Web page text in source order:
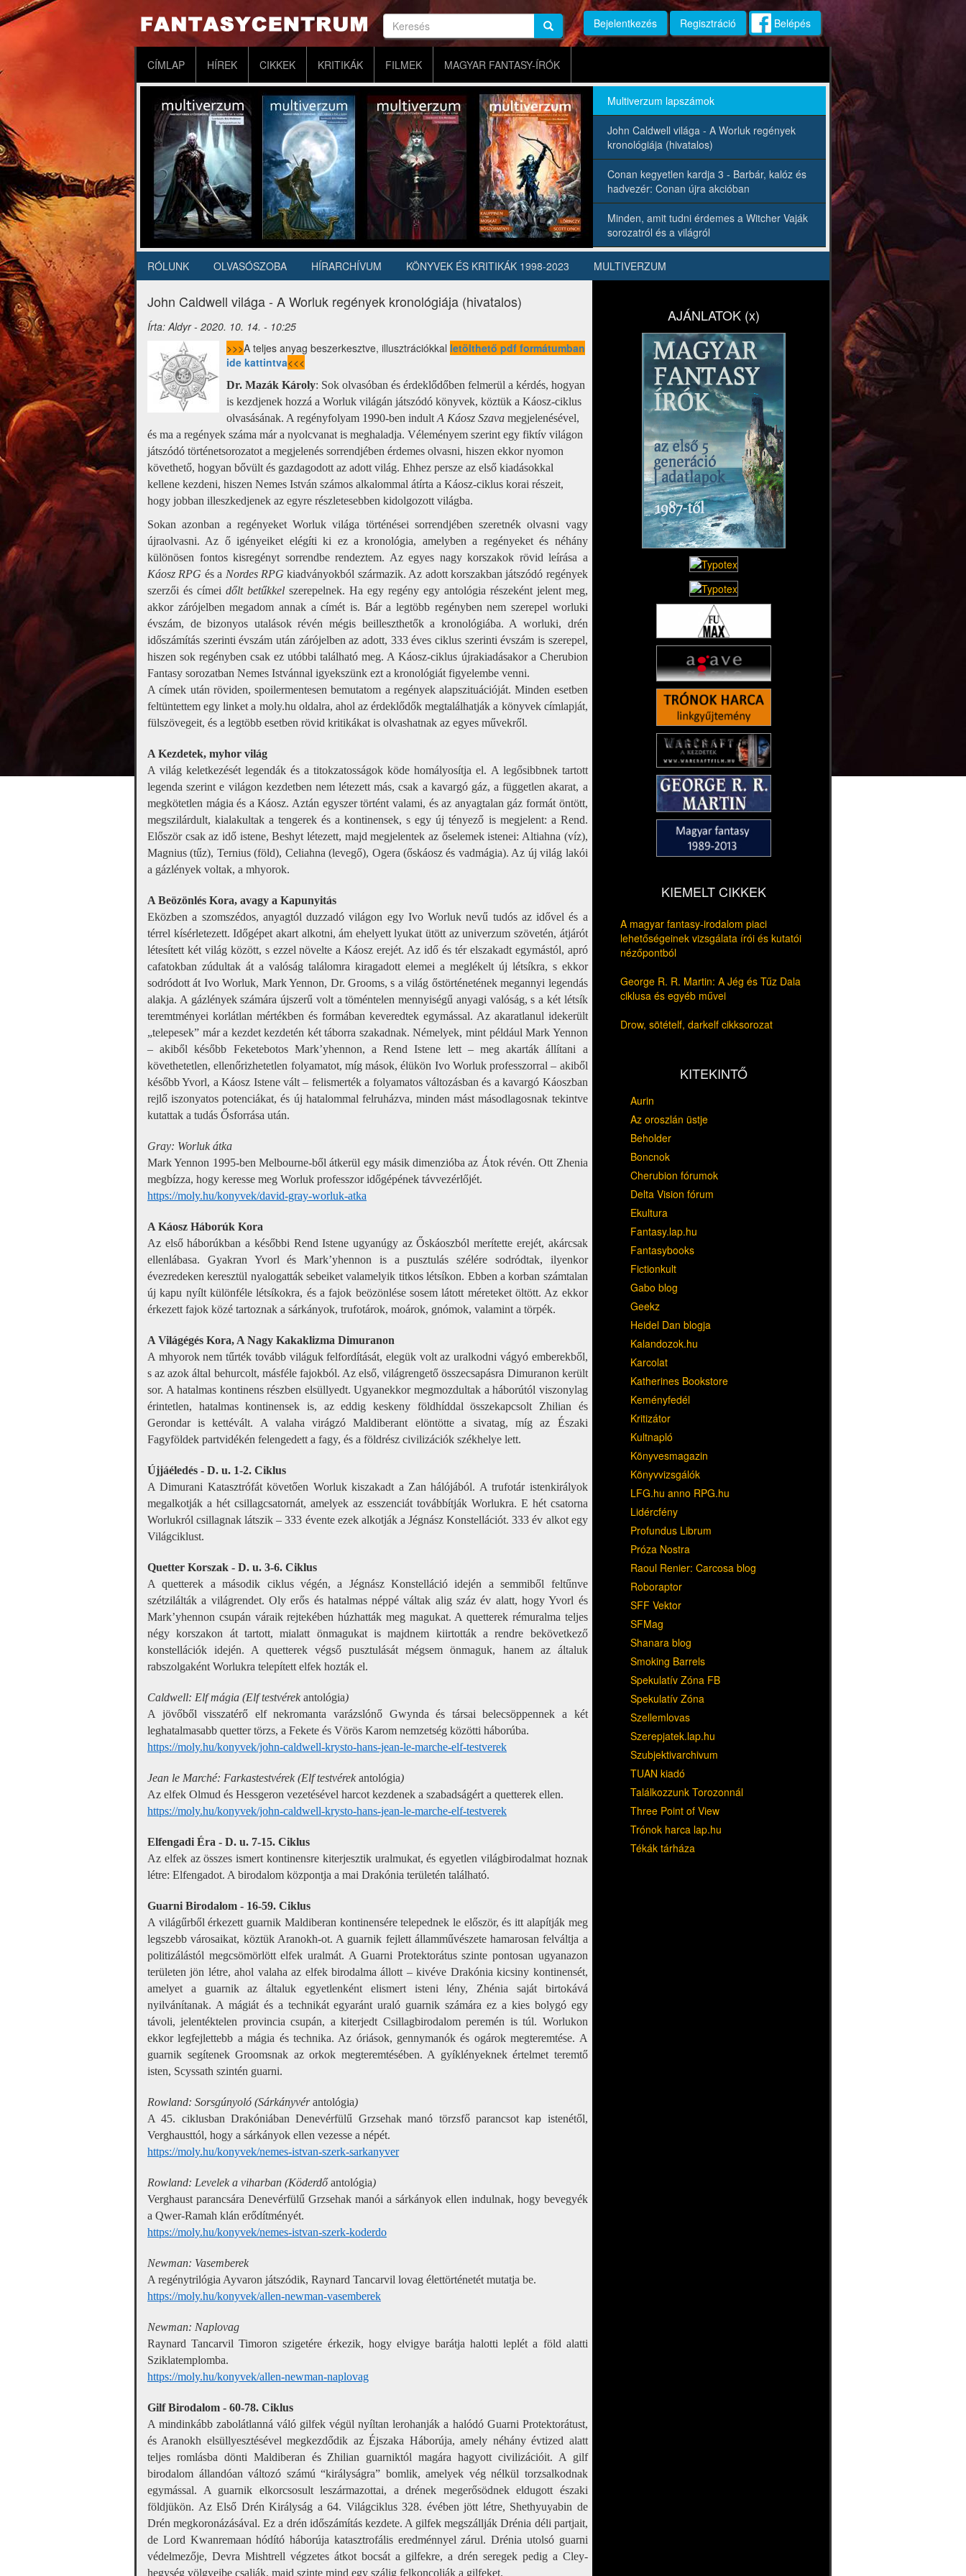
Ugrás
tartalomra
Keresés
Keresés Keresés Bejelentkezés Regisztráció Belépés
Fő
navigáció
CÍMLAP HÍREK CIKKEK KRITIKÁK FILMEK MAGYAR FANTASY-ÍRÓK
Multiverzum lapszámok
John Caldwell világa - A Worluk regények
kronológiája (hivatalos)
Conan kegyetlen kardja 3 - Barbár, kalóz és
hadvezér: Conan újra akcióban
Minden, amit tudni érdemes a Witcher Vaják
sorozatról és a világról
Másodlagos
navigáció
RÓLUNK OLVASÓSZOBA HÍRARCHÍVUM KÖNYVEK ÉS KRITIKÁK 1998-2023 MULTIVERZUM
John Caldwell világa - A Worluk regények kronológiája (hivatalos)
Írta:Aldyr- 2020. 10. 14. - 10:25
>>>A teljes anyag beszerkesztve, illusztrációkkal letölthető pdf formátumban
ide kattintva<<<
Dr. Mazák Károly: Sok olvasóban és érdeklődőben felmerül a kérdés, hogyan
is kezdjenek hozzá a Worluk világán játszódó könyvek, köztük a Káosz-ciklus
olvasásának. A regényfolyam 1990-ben indult A Káosz Szava megjelenésével,
és ma a regények száma már a nyolcvanat is meghaladja. Véleményem szerint egy fiktív világon
játszódó történetsorozatot a megjelenés sorrendjében érdemes olvasni, hiszen ekkor nyomon
követhető, hogyan bővült és gazdagodott az adott világ. Ehhez persze az első kiadásokkal
kellene kezdeni, hiszen Nemes István számos alkalommal átírta a Káosz-ciklus korai részeit,
hogy jobban illeszkedjenek az egyre részletesebben kidolgozott világba.
Sokan azonban a regényeket Worluk világa történései sorrendjében szeretnék olvasni vagy
újraolvasni. Az ő igényeiket elégíti ki ez a kronológia, amelyben a regényeket és néhány
különösen fontos kisregényt sorrendbe rendeztem. Az egyes nagy korszakok rövid leírása a
Káosz RPG és a Nordes RPG kiadványokból származik. Az adott korszakban játszódó regények
szerzői és címei dőlt betűkkelszerepelnek. Ha egy regény egy antológia részeként jelent meg,
akkor zárójelben megadom annak a címét is. Bár a legtöbb regényben nem szerepel worluki
évszám, de bizonyos utalások révén mégis beilleszthetők a kronológiába. A worluki, drén
időszámítás szerinti évszám után zárójelben az adott, 333 éves ciklus szerinti évszám is szerepel,
hiszen sok regényben csak ez utóbbi található meg. A Káosz-ciklus újrakiadásakor a Cherubion
Fantasy sorozatban Nemes Istvánnal igyekszünk ezt a kronológiát figyelembe venni.
A címek után röviden, spoilermentesen bemutatom a regények alapszituációját. Minden esetben
feltüntettem egy linket a moly.hu oldalra, ahol az érdeklődők megtalálhatják a könyvek címlapját,
fülszövegeit, és a legtöbb esetben rövid kritikákat is olvashatnak az egyes művekről.
A Kezdetek, myhor világ
A világ keletkezését legendák és a titokzatosságok köde homályosítja el. A legősibbnek tartott
legenda szerint e világon kezdetben nem létezett más, csak a kavargó gáz, a független akarat, a
megkötetlen mágia és a Káosz. Aztán egyszer történt valami, és az anyagtalan gáz formát öntött,
megszilárdult, kialakultak a tengerek és a kontinensek, s egy új tényező is megjelent: a Rend.
Először csak az idő istene, Beshyt létezett, majd megjelentek az őselemek istenei: Altiahna (víz),
Magnius (tűz), Ternius (föld), Celiahna (levegő), Ogera (őskáosz és vadmágia). Az új világ lakói
a gázlények voltak, a mhyorok.
A Beözönlés Kora, avagy a Kapunyitás
Eközben a szomszédos, anyagtól duzzadó világon egy Ivo Worluk nevű tudós az idővel és a
térrel kísérletezett. Időgépet akart alkotni, ám ehelyett lyukat ütött az univerzum szövetén, átjárót
létesített két világ között, s ezzel növelte a Káosz erejét. Az idő és tér elszakadt egymástól, apró
cafatokban zúdultak át a valóság találomra kiragadott elemei a meglékelt új létsíkra, s ekkor
sodródott át Ivo Worluk, Mark Yennon, Dr. Grooms, s a világ őstörténetének megannyi legendás
alakja. A gázlények számára újszerű volt a töméntelen mennyiségű anyagi valóság, s a két létsík
teremtményei korlátlan mértékben és formában keveredtek egymással. Az akaratlanul idekerült
„telepesek” már a kezdet kezdetén két táborra szakadnak. Némelyek, mint például Mark Yennon
– akiből később Feketebotos Mark’yhennon, a Rend Istene lett – meg akarták állítani a
követhetetlen, ellenőrizhetetlen folyamatot, míg mások, élükön Ivo Worluk professzorral – akiből
később Yvorl, a Káosz Istene vált – felismerték a folyamatos változásban és a kavargó Káoszban
rejlő iszonyatos potenciákat, és új hatalommal felruházva, minden mást másodlagosnak tekintve
kutattak a tudás Ősforrása után.
Gray: Worluk átka
Mark Yennon 1995-ben Melbourne-ből átkerül egy másik dimenzióba az Átok révén. Ott Zhenia
megbízza, hogy keresse meg Worluk professzor időgépének távvezérlőjét.
https://moly.hu/konyvek/david-gray-worluk-atka
A Káosz Háborúk Kora
Az első háborúkban a későbbi Rend Istene ugyanúgy az Őskáoszból merítette erejét, akárcsak
ellenlábasa. Gyakran Yvorl és Mark’yhennon is a pusztulás szélére sodródtak, ilyenkor
évezredeken keresztül nyalogatták sebeiket valamelyik titkos létsíkon. Ebben a korban számtalan
új kapu nyílt különféle létsíkokra, és a fajok beözönlése sosem látott méreteket öltött. Az ekkor
érkezett fajok közé tartoznak a sárkányok, trufotárok, moárok, gnómok, valamint a törpék.
A Világégés Kora, A Nagy Kakaklizma Dimuranon
A mhyorok nem tűrték tovább világuk felfordítását, elegük volt az uralkodni vágyó emberekből,
s az azok által behurcolt, másféle fajokból. Az első, világrengető összecsapásra Dimuranon került
sor. A hatalmas kontinens részben elsüllyedt. Ugyanekkor megmozdultak a háborútól viszonylag
érintetlen, hatalmas kontinensek is, az eddig keskeny földhíddal összekapcsolt Zhilian és
Gerondar is kettévált. A valaha virágzó Maldiberant elöntötte a sivatag, míg az Északi
Fagyföldek partvidékén felengedett a fagy, és a földrész civilizációk székhelye lett.
Újjáéledés - D. u. 1-2. Ciklus
A Dimurani Katasztrófát követően Worluk kiszakadt a Zan hálójából. A trufotár istenkirályok
megalkotják a hét csillagcsatornát, amelyek az esszenciát továbbítják Worlukra. E hét csatorna
Worlukról csillagnak látszik – 333 évente ezek alkotják a Jégnász Konstellációt. 333 év alkot egy
Világciklust.
Quetter Korszak - D. u. 3-6. Ciklus
A quetterek a második ciklus végén, a Jégnász Konstelláció idején a semmiből feltűnve
szétzilálták a világrendet. Oly erős és hatalmas néppé váltak alig száz év alatt, hogy Yvorl és
Mark’yhennon csupán váraik rejtekében húzhatták meg magukat. A quetterek rémuralma teljes
négy korszakon át tartott, mialatt önmagukat is majdnem kiirtották a rendre bekövetkező
konstellációk idején. A quetterek végső pusztulását mégsem önmaguk, hanem az általuk
rabszolgaként Worlukra telepített elfek hozták el.
Caldwell: Elf mágia (Elf testvérek antológia)
A jövőből visszatérő elf nekromanta varázslónő Gwynda és társai belecsöppennek a két
leghatalmasabb quetter törzs, a Fekete és Vörös Karom nemzetség közötti háborúba.
https://moly.hu/konyvek/john-caldwell-krysto-hans-jean-le-marche-elf-testverek
Jean le Marché: Farkastestvérek (Elf testvérek antológia)
Az elfek Olmud és Hessgeron vezetésével harcot kezdenek a szabadságért a quetterek ellen.
https://moly.hu/konyvek/john-caldwell-krysto-hans-jean-le-marche-elf-testverek
Elfengadi Éra - D. u. 7-15. Ciklus
Az elfek az összes ismert kontinensre kiterjesztik uralmukat, és egyetlen világbirodalmat hoznak
létre: Elfengadot. A birodalom központja a mai Drakónia területén található.
Guarni Birodalom - 16-59. Ciklus
A világűrből érkezett guarnik Maldiberan kontinensére telepednek le először, és itt alapítják meg
legszebb városaikat, köztük Aranokh-ot. A guarnik fejlett államművészete hamarosan felváltja a
politizálástól megcsömörlött elfek uralmát. A Guarni Protektorátus szinte pontosan ugyanazon
területen jön létre, ahol valaha az elfek birodalma állott – kivéve Drakónia kicsiny kontinensét,
amelyet a guarnik az általuk egyetlenként elismert isteni lény, Zhénia saját birtokává
nyilvánítanak. A mágiát és a technikát egyaránt uraló guarnik számára ez a kies bolygó egy
távoli, jelentéktelen provincia csupán, a kiterjedt Csillagbirodalom peremén is túl. Worlukon
ekkor legfejlettebb a mágia és technika. Az óriások, gennymanók és ogárok megteremtése. A
guarnik segítenek Groomsnak az orkok megteremtésében. A gyíklényeknek értelmet teremtő
isten, Scyssath szintén guarni.
Rowland: Sorsgúnyoló (Sárkányvérantológia)
A 45. ciklusban Drakóniában Denevérfülű Grzsehak manó törzsfő parancsot kap istenétől,
Verghausttól, hogy a sárkányok ellen vezesse a népét.
https://moly.hu/konyvek/nemes-istvan-szerk-sarkanyver
Rowland: Levelek a viharban (Köderdőantológia)
Verghaust parancsára Denevérfülű Grzsehak manói a sárkányok ellen indulnak, hogy bevegyék
a Qwer-Ramah klán erődítményét.
https://moly.hu/konyvek/nemes-istvan-szerk-koderdo
Newman: Vasemberek
A regénytrilógia Ayvaron játszódik, Raynard Tancarvil lovag élettörténetét mutatja be.
https://moly.hu/konyvek/allen-newman-vasemberek
Newman: Naplovag
Raynard Tancarvil Timoron szigetére érkezik, hogy elvigye barátja halotti leplét a föld alatti
Sziklatemplomba.
https://moly.hu/konyvek/allen-newman-naplovag
Gilf Birodalom - 60-78. Ciklus
A mindinkább zabolátlanná váló gilfek végül nyíltan lerohanják a halódó Guarni Protektorátust,
és Aranokh elsüllyesztésével megkezdődik az Éjszaka Háborúja, amely néhány évtized alatt
teljes romlásba dönti Maldiberan és Zhilian guarniktól magára hagyott civilizációit. A gilf
birodalom állandóan változó számú “királyságra” bomlik, amelyek vég nélkül torzsalkodnak
egymással. A guarnik elkorcsosult leszármazottai, a drének megerősödnek eldugott északi
földjükön. Az Első Drén Királyság a 64. Világciklus 328. évében jött létre, Shethyuyabin de
Drén megkoronázásával. Ez a drén időszámítás kezdete. A gilfek megszállják Drénia déli partjait,
de Lord Kwanremaan hódító háborúja katasztrofális eredménnyel zárul. Drénia utolsó guarni
védelmezője, Devra Mishtrell végzetes átkot bocsát a gilfekre, a drén seregek pedig a Cley-
hegység völgyeibe csalják, majd szinte mind egy szálig felkoncolják a gilfeket.
AJÁNLATOK (x)
KIEMELT CIKKEK
A magyar fantasy-irodalom piaci
lehetőségeinek vizsgálata írói és kutatói
nézőpontból
George R. R. Martin: A Jég és Tűz Dala
ciklusa és egyéb művei
Drow, sötételf, darkelf cikksorozat
KITEKINTŐ
Aurin
Az oroszlán üstje
Beholder
Boncnok
Cherubion fórumok
Delta Vision fórum
Ekultura
Fantasy.lap.hu
Fantasybooks
Fictionkult
Gabo blog
Geekz
Heidel Dan blogja
Kalandozok.hu
Karcolat
Katherines Bookstore
Keményfedél
Kritizátor
Kultnapló
Könyvesmagazin
Könyvvizsgálók
LFG.hu anno RPG.hu
Lidércfény
Profundus Librum
Próza Nostra
Raoul Renier: Carcosa blog
Roboraptor
SFF Vektor
SFMag
Shanara blog
Smoking Barrels
Spekulatív Zóna FB
Spekulatív Zóna
Szellemlovas
Szerepjatek.lap.hu
Szubjektivarchivum
TUAN kiadó
Találkozzunk Torozonnál
Three Point of View
Trónok harca lap.hu
Tékák tárháza